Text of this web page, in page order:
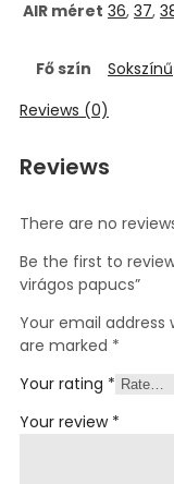
AIR méret 36, 37,
Fő szín
Sokszínű
Reviews (0)
Reviews
There are no
Be the first to
virágos papucs”
Your email address
are marked *
Your rating *
Your review *